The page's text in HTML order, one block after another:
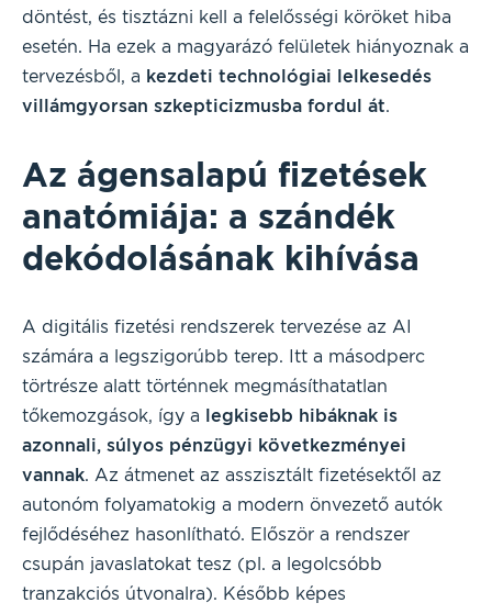
döntést, és tisztázni kell a felelősségi köröket hiba
esetén. Ha ezek a magyarázó felületek hiányoznak a
tervezésből, a kezdeti technológiai lelkesedés
villámgyorsan szkepticizmusba fordul át.
Az ágensalapú fizetések
anatómiája: a szándék
dekódolásának kihívása
A digitális fizetési rendszerek tervezése az AI
számára a legszigorúbb terep. Itt a másodperc
törtrésze alatt történnek megmásíthatatlan
tőkemozgások, így a legkisebb hibáknak is
azonnali, súlyos pénzügyi következményei
vannak. Az átmenet az asszisztált fizetésektől az
autonóm folyamatokig a modern önvezető autók
fejlődéséhez hasonlítható. Először a rendszer
csupán javaslatokat tesz (pl. a legolcsóbb
tranzakciós útvonalra). Később képes